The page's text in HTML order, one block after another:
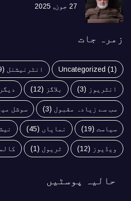
27 جون, 2025
زمرہ جات
Uncategorized (1) انٹرنیشنل (9)
انٹریوز (3) بلاگز (12)
سب سے زیادہ مقبول (3) سوشل
سیاست (19) نمایاں (45)
ویڈیوز (12) ٹریول (1)
حالیہ پوسٹیں